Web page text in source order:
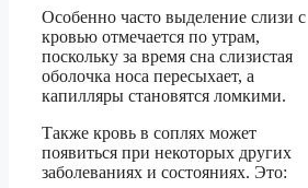
Особенно часто выделение слизи с
кровью отмечается по утрам,
поскольку за время сна слизистая
оболочка носа пересыхает, а
капилляры становятся ломкими.
Также кровь в соплях может
появиться при некоторых других
заболеваниях и состояниях. Это: